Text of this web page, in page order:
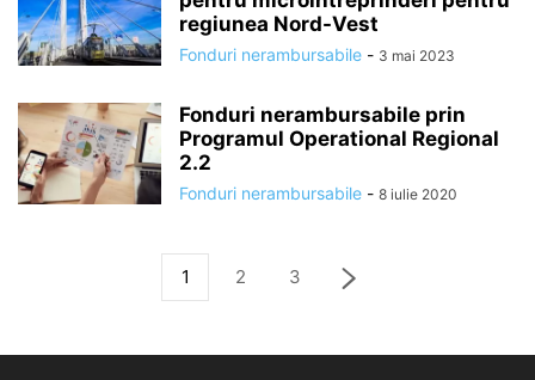
regiunea Nord-Vest
Fonduri nerambursabile - 3 mai 2023
Fonduri nerambursabile prin
Programul Operational Regional
2.2
Fonduri nerambursabile - 8 iulie 2020
1 2 3